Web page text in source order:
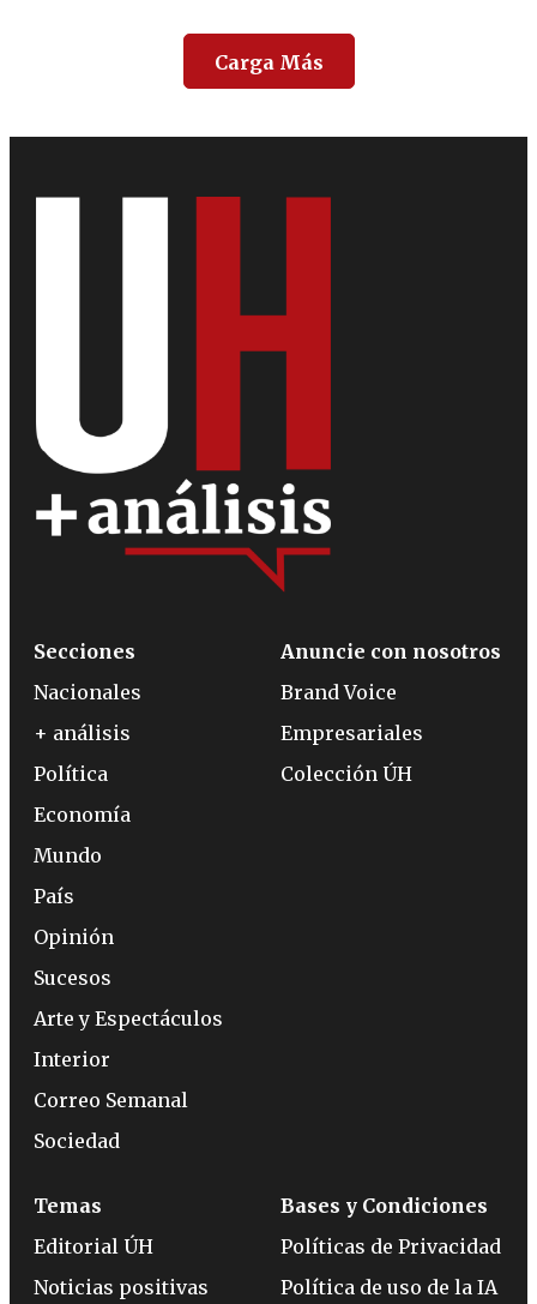
Carga Más
Secciones
Nacionales
+ análisis
Política
Economía
Mundo
País
Opinión
Sucesos
Arte y Espectáculos
Interior
Correo Semanal
Sociedad
Anuncie con nosotros
Brand Voice
Empresariales
Colección ÚH
Temas
Editorial ÚH
Noticias positivas
Bases y Condiciones
Políticas de Privacidad
Política de uso de la IA